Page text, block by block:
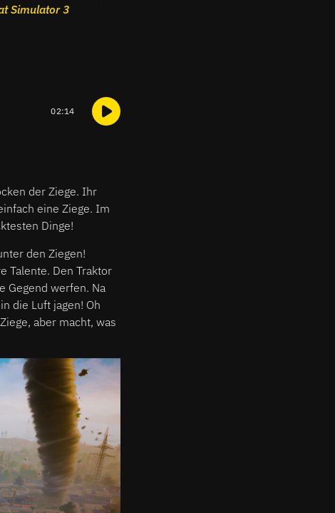
Simulator 3
02:14
der Ziege. Ihr
eine Ziege. Im
Dinge!
den Ziegen!
Talente. Den Traktor
Gegend werfen. Na
die Luft jagen! Oh
aber macht, was